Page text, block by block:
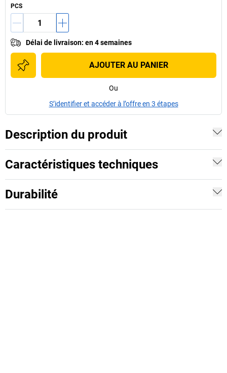
PCS
Délai de livraison: en 4 semaines
AJOUTER AU PANIER
Ou
S’identifier et accéder à l’offre en 3 étapes
Description du produit
Caractéristiques techniques
Durabilité